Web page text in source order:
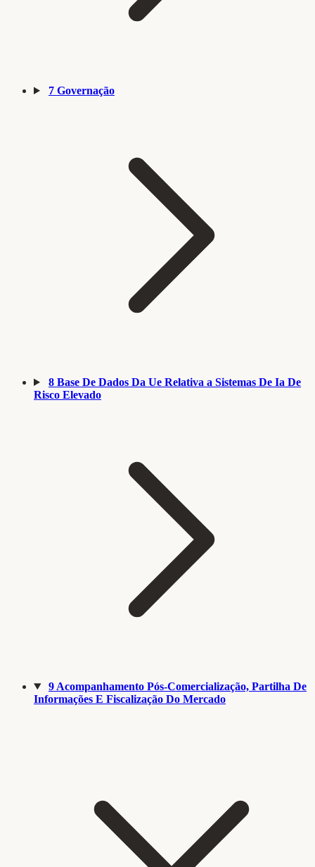
7 Governação
8 Base De Dados Da Ue Relativa a Sistemas De Ia De
Risco Elevado
9 Acompanhamento Pós-Comercialização, Partilha De
Informações E Fiscalização Do Mercado